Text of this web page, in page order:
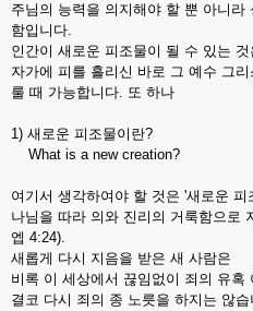
주님의 능력을 의지해야 할 뿐 아니
함입니다.
인간이 새로운 피조물이 될 수 있는
자가에 피를 흘리신 바로 그 예수 그
룰 때 가능합니다. 또 하나
1) 새로운 피조물이란?
What is a new creation?
여기서 생각하여야 할 것은 '새로운
나님을 따라 의와 진리의 거룩함으로
엡 4:24).
새롭게 다시 지음을 받은 새 사람은
비록 이 세상에서 끊임없이 죄의 유혹
결코 다시 죄의 종 노릇을 하지는 않